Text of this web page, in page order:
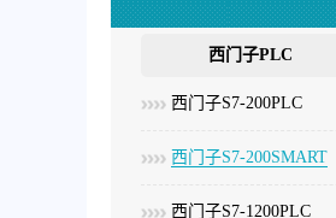
西门子PLC
西门子S7-200PLC
西门子S7-200SMART
西门子S7-1200PLC